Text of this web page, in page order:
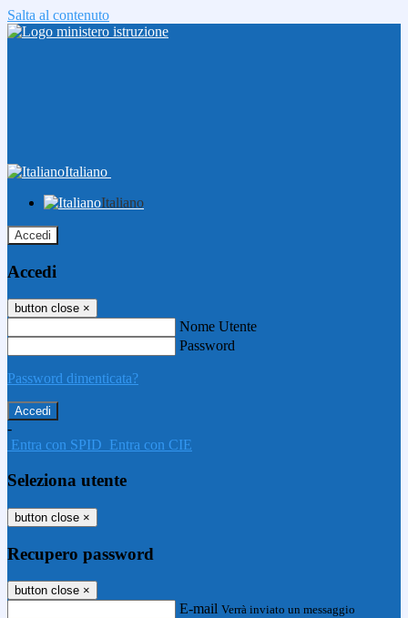
Salta al contenuto
Italiano
Italiano
Accedi
Accedi
button close ×
Nome Utente
Password
Password dimenticata?
-
Entra con SPID Entra con CIE
Seleziona utente
button close ×
Recupero password
button close ×
E-mail Verrà inviato un messaggio